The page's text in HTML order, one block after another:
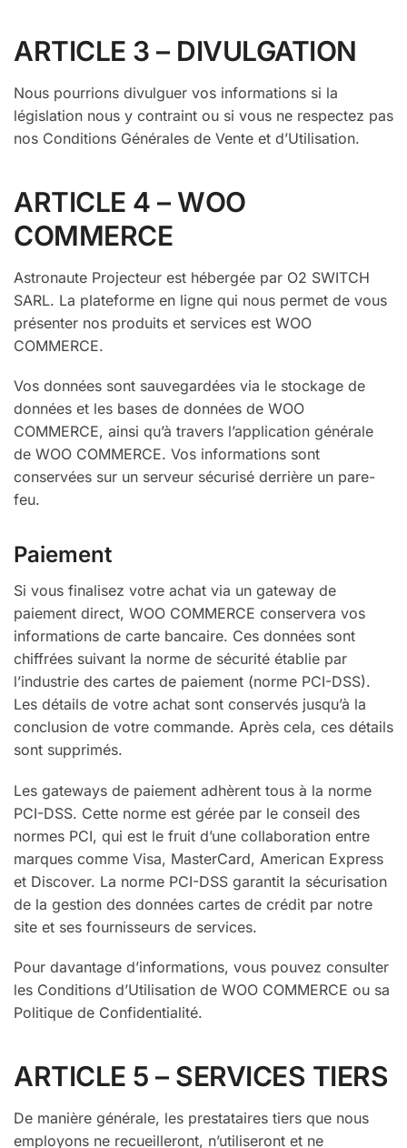
ARTICLE 3 – DIVULGATION
Nous pourrions divulguer vos informations si la
législation nous y contraint ou si vous ne respectez pas
nos Conditions Générales de Vente et d’Utilisation.
ARTICLE 4 – WOO
COMMERCE
Astronaute Projecteur est hébergée par O2 SWITCH
SARL. La plateforme en ligne qui nous permet de vous
présenter nos produits et services est WOO
COMMERCE.
Vos données sont sauvegardées via le stockage de
données et les bases de données de WOO
COMMERCE, ainsi qu’à travers l’application générale
de WOO COMMERCE. Vos informations sont
conservées sur un serveur sécurisé derrière un pare-
feu.
Paiement
Si vous finalisez votre achat via un gateway de
paiement direct, WOO COMMERCE conservera vos
informations de carte bancaire. Ces données sont
chiffrées suivant la norme de sécurité établie par
l’industrie des cartes de paiement (norme PCI-DSS).
Les détails de votre achat sont conservés jusqu’à la
conclusion de votre commande. Après cela, ces détails
sont supprimés.
Les gateways de paiement adhèrent tous à la norme
PCI-DSS. Cette norme est gérée par le conseil des
normes PCI, qui est le fruit d’une collaboration entre
marques comme Visa, MasterCard, American Express
et Discover. La norme PCI-DSS garantit la sécurisation
de la gestion des données cartes de crédit par notre
site et ses fournisseurs de services.
Pour davantage d’informations, vous pouvez consulter
les Conditions d’Utilisation de WOO COMMERCE ou sa
Politique de Confidentialité.
ARTICLE 5 – SERVICES TIERS
De manière générale, les prestataires tiers que nous
employons ne recueilleront, n’utiliseront et ne